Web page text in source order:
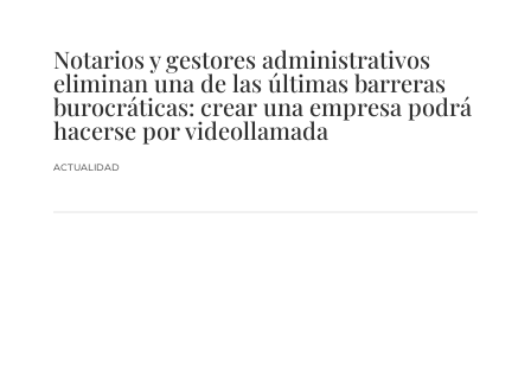
Notarios y gestores administrativos
eliminan una de las últimas barreras
burocráticas: crear una empresa podrá
hacerse por videollamada
ACTUALIDAD